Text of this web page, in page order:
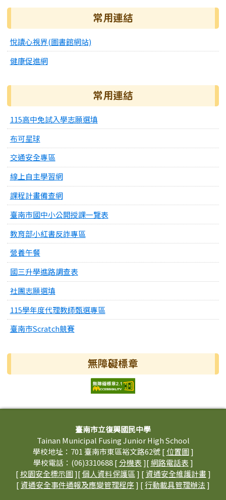
常用連結
悅讀心視界(圖書館網站)
健康促進網
常用連結
115高中免試入學志願選填
布可星球
交通安全專區
線上自主學習網
課程計畫備查網
臺南市國中小公開授課一覽表
教育部小紅書反詐專區
營養午餐
國三升學進路調查表
社團志願選填
115學年度代理教師甄選專區
臺南市Scratch競賽
無障礙標章
頁尾區域內容臺南市立復興國民中學
Tainan Municipal Fusing Junior High School
學校地址：701 臺南市東區裕文路62號 [ 位置圖]
學校電話：(06)3310688 [分機表][網路電話表]
[校園安全標示圖][個人資料保護區] [資通安全維護計畫]
[資通安全事件通報及應變管理程序] [行動載具管理辦法]